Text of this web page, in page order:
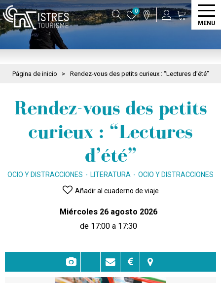
0
MENU
Página de inicio > Rendez-vous des petits curieux : “Lectures d’été”
Rendez-vous des petits
curieux : “Lectures
d’été”
OCIO Y DISTRACCIONES LITERATURA OCIO Y DISTRACCIONES
Añadir al cuaderno de viaje
Miércoles 26 agosto 2026
de 17:00 a 17:30